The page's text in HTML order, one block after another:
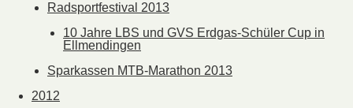
Radsportfestival 2013
10 Jahre LBS und GVS Erdgas-Schüler Cup in
Ellmendingen
Sparkassen MTB-Marathon 2013
2012